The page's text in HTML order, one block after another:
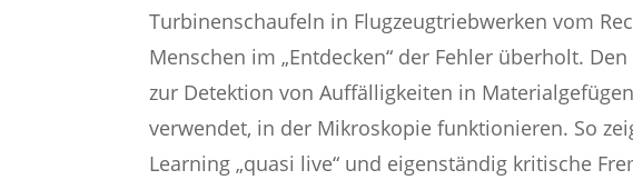
Turbinenschaufeln in Flugzeugtriebwerken vom
Menschen im „Entdecken“ der Fehler überholt.
zur Detektion von Auffälligkeiten in
verwendet, in der Mikroskopie funktionieren. So
Learning „quasi live“ und eigenständig kritische